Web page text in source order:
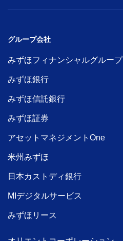
グループ会社
みずほフィナンシャルグループ
みずほ銀行
みずほ信託銀行
みずほ証券
アセットマネジメントOne
米州みずほ
日本カストディ銀行
MIデジタルサービス
みずほリース